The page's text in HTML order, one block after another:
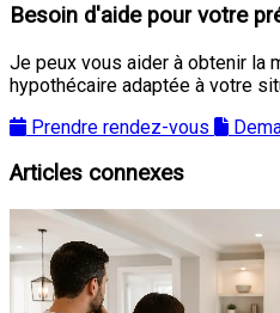
Besoin d'aide pour votre
Je peux vous aider à obtenir la
hypothécaire adaptée à votre
Prendre rendez-vous
Articles connexes